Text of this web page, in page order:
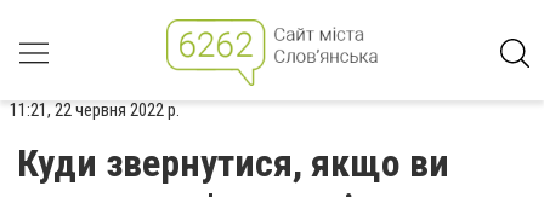
11:21, 22 червня 2022 р.
Куди звернутися, якщо ви